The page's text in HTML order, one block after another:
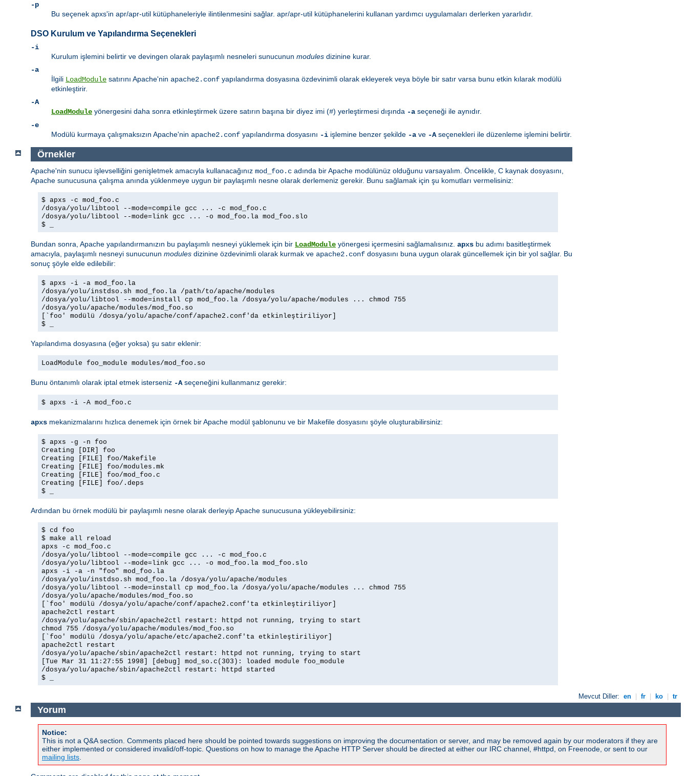
-p
Bu seçenek apxs'in apr/apr-util kütüphaneleriyle ilintilenmesini sağlar. apr/apr-util kütüphanelerini kullanan yardımcı uygulamaları derlerken yararlıdır.
DSO Kurulum ve Yapılandırma Seçenekleri
-i
Kurulum işlemini belirtir ve devingen olarak paylaşımlı nesneleri sunucunun modules dizinine kurar.
-a
İlgili LoadModule satırını Apache'nin apache2.conf yapılandırma dosyasına özdevinimli olarak ekleyerek veya böyle bir satır varsa bunu etkin kılarak modülü
etkinleştirir.
-A
LoadModule yönergesini daha sonra etkinleştirmek üzere satırın başına bir diyez imi (#) yerleştirmesi dışında -a seçeneği ile aynıdır.
-e
Modülü kurmaya çalışmaksızın Apache'nin apache2.conf yapılandırma dosyasını -i işlemine benzer şekilde -a ve -A seçenekleri ile düzenleme işlemini belirtir.
Örnekler
Apache'nin sunucu işlevselliğini genişletmek amacıyla kullanacağınız mod_foo.c adında bir Apache modülünüz olduğunu varsayalım. Öncelikle, C kaynak dosyasını,
Apache sunucusuna çalışma anında yüklenmeye uygun bir paylaşımlı nesne olarak derlemeniz gerekir. Bunu sağlamak için şu komutları vermelisiniz:
$ apxs -c mod_foo.c
/dosya/yolu/libtool --mode=compile gcc ... -c mod_foo.c
/dosya/yolu/libtool --mode=link gcc ... -o mod_foo.la mod_foo.slo
$ _
Bundan sonra, Apache yapılandırmanızın bu paylaşımlı nesneyi yüklemek için bir LoadModule yönergesi içermesini sağlamalısınız. apxs bu adımı basitleştirmek
amacıyla, paylaşımlı nesneyi sunucunun modules dizinine özdevinimli olarak kurmak ve apache2.conf dosyasını buna uygun olarak güncellemek için bir yol sağlar. Bu
sonuç şöyle elde edilebilir:
$ apxs -i -a mod_foo.la
/dosya/yolu/instdso.sh mod_foo.la /path/to/apache/modules
/dosya/yolu/libtool --mode=install cp mod_foo.la /dosya/yolu/apache/modules ... chmod 755
/dosya/yolu/apache/modules/mod_foo.so
[`foo' modülü /dosya/yolu/apache/conf/apache2.conf'da etkinleştiriliyor]
$ _
Yapılandıma dosyasına (eğer yoksa) şu satır eklenir:
LoadModule foo_module modules/mod_foo.so
Bunu öntanımlı olarak iptal etmek isterseniz -Aseçeneğini kullanmanız gerekir:
$ apxs -i -A mod_foo.c
apxs mekanizmalarını hızlıca denemek için örnek bir Apache modül şablonunu ve bir Makefile dosyasını şöyle oluşturabilirsiniz:
$ apxs -g -n foo
Creating [DIR] foo
Creating [FILE] foo/Makefile
Creating [FILE] foo/modules.mk
Creating [FILE] foo/mod_foo.c
Creating [FILE] foo/.deps
$ _
Ardından bu örnek modülü bir paylaşımlı nesne olarak derleyip Apache sunucusuna yükleyebilirsiniz:
$ cd foo
$ make all reload
apxs -c mod_foo.c
/dosya/yolu/libtool --mode=compile gcc ... -c mod_foo.c
/dosya/yolu/libtool --mode=link gcc ... -o mod_foo.la mod_foo.slo
apxs -i -a -n "foo" mod_foo.la
/dosya/yolu/instdso.sh mod_foo.la /dosya/yolu/apache/modules
/dosya/yolu/libtool --mode=install cp mod_foo.la /dosya/yolu/apache/modules ... chmod 755
/dosya/yolu/apache/modules/mod_foo.so
[`foo' modülü /dosya/yolu/apache/conf/apache2.conf'ta etkinleştiriliyor]
apache2ctl restart
/dosya/yolu/apache/sbin/apache2ctl restart: httpd not running, trying to start
chmod 755 /dosya/yolu/apache/modules/mod_foo.so
[`foo' modülü /dosya/yolu/apache/etc/apache2.conf'ta etkinleştiriliyor]
apache2ctl restart
/dosya/yolu/apache/sbin/apache2ctl restart: httpd not running, trying to start
[Tue Mar 31 11:27:55 1998] [debug] mod_so.c(303): loaded module foo_module
/dosya/yolu/apache/sbin/apache2ctl restart: httpd started
$ _
Mevcut Diller: en fr ko tr
Yorum
Notice:
This is not a Q&A section. Comments placed here should be pointed towards suggestions on improving the documentation or server, and may be removed again by our moderators if they are
either implemented or considered invalid/off-topic. Questions on how to manage the Apache HTTP Server should be directed at either our IRC channel, #httpd, on Freenode, or sent to our
mailing lists.